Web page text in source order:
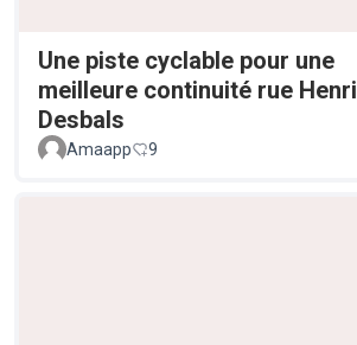
Une piste cyclable pour une
meilleure continuité rue Henri
Desbals
Amaapp 9